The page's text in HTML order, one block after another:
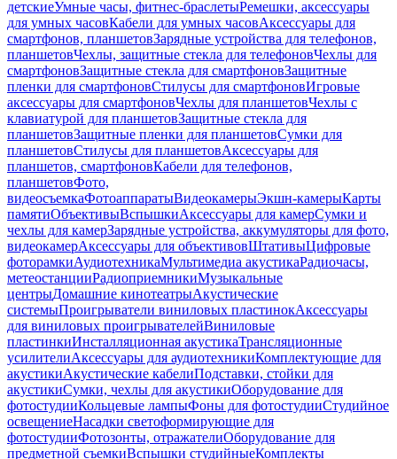
детскиеУмные часы, фитнес-браслетыРемешки, аксессуары
для умных часовКабели для умных часовАксессуары для
смартфонов, планшетовЗарядные устройства для телефонов,
планшетовЧехлы, защитные стекла для телефоновЧехлы для
смартфоновЗащитные стекла для смартфоновЗащитные
пленки для смартфоновСтилусы для смартфоновИгровые
аксессуары для смартфоновЧехлы для планшетовЧехлы с
клавиатурой для планшетовЗащитные стекла для
планшетовЗащитные пленки для планшетовСумки для
планшетовСтилусы для планшетовАксессуары для
планшетов, смартфоновКабели для телефонов,
планшетовФото,
видеосъемкаФотоаппаратыВидеокамерыЭкшн-камерыКарты
памятиОбъективыВспышкиАксессуары для камерСумки и
чехлы для камерЗарядные устройства, аккумуляторы для фото,
видеокамерАксессуары для объективовШтативыЦифровые
фоторамкиАудиотехникаМультимедиа акустикаРадиочасы,
метеостанцииРадиоприемникиМузыкальные
центрыДомашние кинотеатрыАкустические
системыПроигрыватели виниловых пластинокАксессуары
для виниловых проигрывателейВиниловые
пластинкиИнсталляционная акустикаТрансляционные
усилителиАксессуары для аудиотехникиКомплектующие для
акустикиАкустические кабелиПодставки, стойки для
акустикиСумки, чехлы для акустикиОборудование для
фотостудииКольцевые лампыФоны для фотостудииСтудийное
освещениеНасадки светоформирующие для
фотостудииФотозонты, отражателиОборудование для
предметной съемкиВспышки студийныеКомплекты